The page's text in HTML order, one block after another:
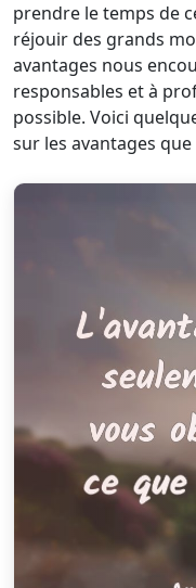
prendre le temps de
réjouir des grands
avantages nous
responsables et à
possible. Voici
sur les avantages